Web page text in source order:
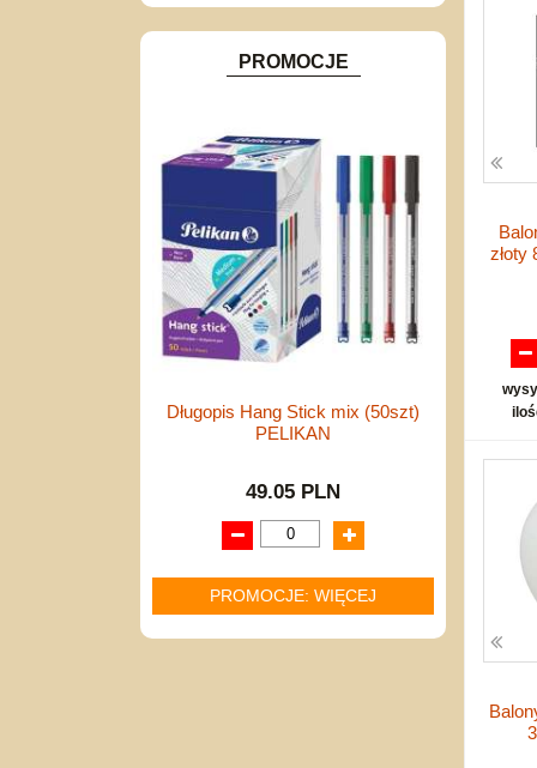
Inne
PROMOCJE
Długopis Hang Stick mix (50szt)
PELIKAN
49.05 PLN
PROMOCJE: WIĘCEJ
złoty